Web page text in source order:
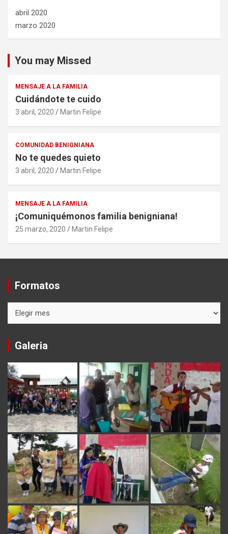
abril 2020
marzo 2020
You may Missed
MENSAJE A LA FAMILIA
Cuidándote te cuido
3 abril, 2020 Martin Felipe
COMUNIDAD BENIGNIANA
No te quedes quieto
3 abril, 2020 Martin Felipe
MENSAJE A LA FAMILIA
¡Comuniquémonos familia benigniana!
25 marzo, 2020 Martin Felipe
Formatos
Galeria